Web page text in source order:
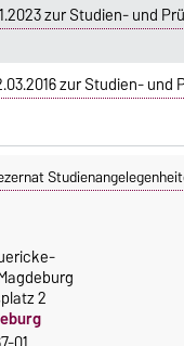
zur Studien- und
zur Studien-
2